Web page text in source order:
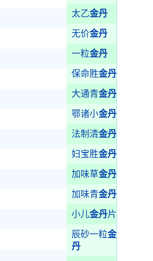
太乙金丹
无价金丹
一粒金丹
保命胜金丹
大通青金丹
鄂诸小金丹
法制清金丹
妇宝胜金丹
加味草金丹
加味青金丹
小儿金丹片
辰砂一粒金
丹